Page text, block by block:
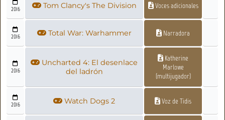
2016 Tom Clancy's The Division Voces adicionales
2016 Total War: Warhammer Narradora
2016
Uncharted 4: El desenlace
del ladrón
Katherine
Marlowe
(multijugador)
2016 Watch Dogs 2 Voz de Tidis